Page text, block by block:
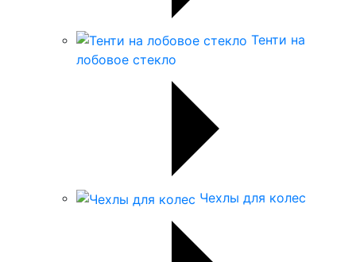
Тенти на
лобовое стекло
Чехлы для колес